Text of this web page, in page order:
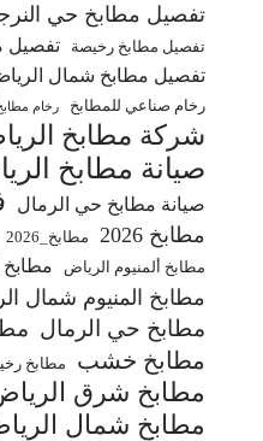
تفصيل مطابخ حي
تفصيل مطابخ رخيصة
تفصيل
تفصيل مطابخ شمال
رخام صناعي للمطابخ
رخام
شركة مطابخ
صيانة مطابخ
صيانة مطابخ حي الرمال
مطابخ 2026 مطابخ_2026
مطابخ ألمنيوم الرياض مطابخ
مطابخ المنيوم شمال
مطابخ حي الرمال
مطابخ خشب مطابخ
مطابخ شرق
مطابخ شمال